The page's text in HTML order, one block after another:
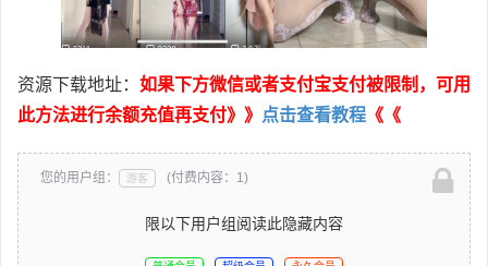
资源下载地址： 如果下方微信或者支付宝支付被限制，可用
此方法进行余额充值再支付》》 点击查看教程 《《
您的用户组： 游客 (付费内容：1)
限以下用户组阅读此隐藏内容